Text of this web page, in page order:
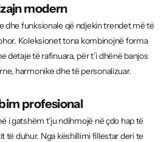
modern
dhe funksionale që ndjekin trendet më të
Koleksionet tona kombinojnë forma
detaje të rafinuara, për t’i dhënë banjos
harmonike dhe të personalizuar.
profesional
i gatshëm t’ju ndihmojë në çdo hap të
të duhur. Nga këshillimi fillestar deri te